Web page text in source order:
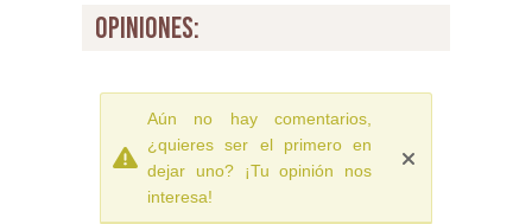
opiniones:
Aún no hay comentarios,
¿quieres ser el primero en
dejar uno? ¡Tu opinión nos
interesa!